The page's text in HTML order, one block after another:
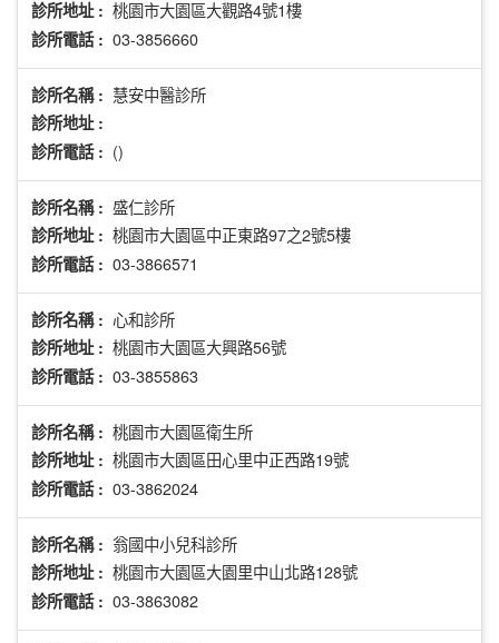
診所地址 : 桃園市大園區大觀路4號1樓
診所電話 : 03-3856660
診所名稱 : 慧安中醫診所
診所地址 :
診所電話 : ()
診所名稱 : 盛仁診所
診所地址 : 桃園市大園區中正東路97之2號5樓
診所電話 : 03-3866571
診所名稱 : 心和診所
診所地址 : 桃園市大園區大興路56號
診所電話 : 03-3855863
診所名稱 : 桃園市大園區衛生所
診所地址 : 桃園市大園區田心里中正西路19號
診所電話 : 03-3862024
診所名稱 : 翁國中小兒科診所
診所地址 : 桃園市大園區大園里中山北路128號
診所電話 : 03-3863082